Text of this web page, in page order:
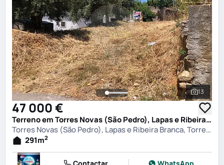
Ver
13
47 000 €
Terreno em Torres Novas (São Pedro), Lapas e Ribeira Branca, Torres Novas
Torres Novas (São Pedro), Lapas e Ribeira Branca, Torres Novas
291m2